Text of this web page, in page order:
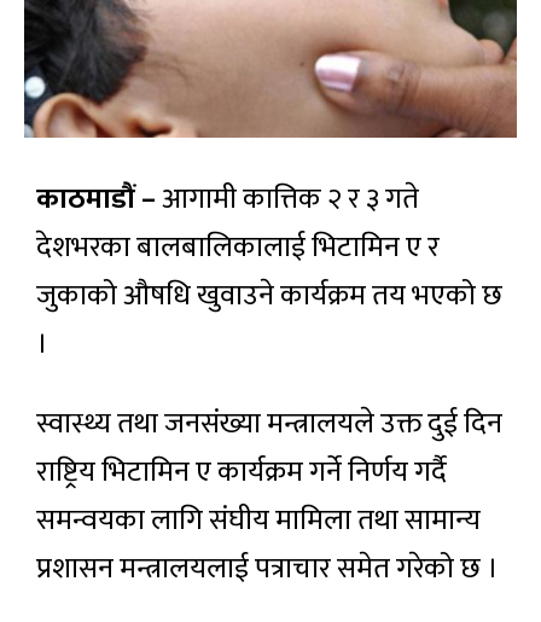
काठमाडौं –आगामी कात्तिक २ र ३ गते
देशभरका बालबालिकालाई भिटामिन ए र
जुकाको औषधि खुवाउने कार्यक्रम तय भएको छ
।
स्वास्थ्य तथा जनसंख्या मन्त्रालयले उक्त दुई दिन
राष्ट्रिय भिटामिन ए कार्यक्रम गर्ने निर्णय गर्दै
समन्वयका लागि संघीय मामिला तथा सामान्य
प्रशासन मन्त्रालयलाई पत्राचार समेत गरेको छ ।